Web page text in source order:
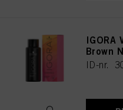
IGORA
Brown
ID-nr.